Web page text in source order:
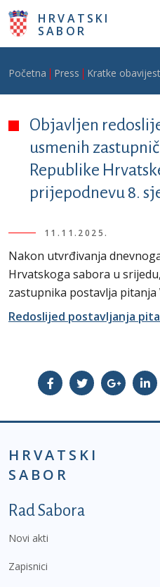
Skoči na glavni sadržaj
HRVATSKI
SABOR
Breadcrumb
Početna Press Kratke
Objavljen
usmenih
Republike
prijepodnevu 8.
11.11.2025.
Nakon utvrđivanja
Hrvatskoga sabora u
zastupnika postavlja pitanja
Redoslijed postavljanja
HRVATSKI
SABOR
Podnožje prvi
Rad Sabora
Novi akti
Zapisnici